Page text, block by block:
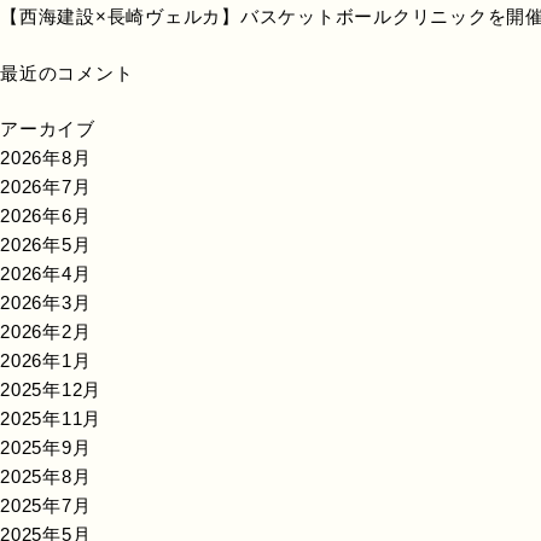
【西海建設×長崎ヴェルカ】バスケットボールクリニックを開
最近のコメント
アーカイブ
2026年8月
2026年7月
2026年6月
2026年5月
2026年4月
2026年3月
2026年2月
2026年1月
2025年12月
2025年11月
2025年9月
2025年8月
2025年7月
2025年5月